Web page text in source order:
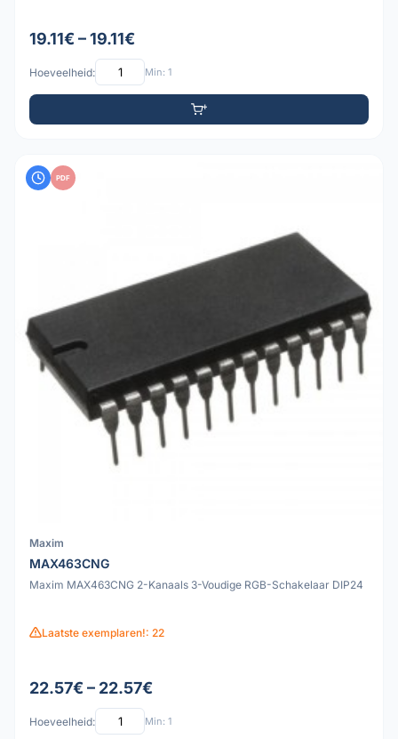
19.11€ – 19.11€
Hoeveelheid: Min: 1
PDF
Maxim
MAX463CNG
Maxim MAX463CNG 2-Kanaals 3-Voudige RGB-Schakelaar DIP24
Laatste exemplaren!: 22
22.57€ – 22.57€
Hoeveelheid: Min: 1